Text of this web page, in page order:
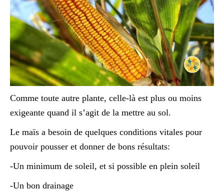
Comme toute autre plante, celle-là est plus ou moins
exigeante quand il s’agit de la mettre au sol.
Le maïs a besoin de quelques conditions vitales pour
pouvoir pousser et donner de bons résultats:
-Un minimum de soleil, et si possible en plein soleil
-Un bon drainage